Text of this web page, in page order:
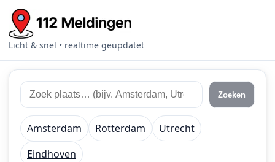
Licht & snel • realtime geüpdatet
Zoek 112 meldingen
Zoek plaats of regio Zoeken
Amsterdam Rotterdam
Utrecht
Eindhoven